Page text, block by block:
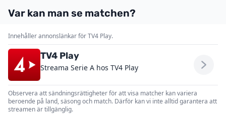
Var kan man se matchen?
Innehåller annonslänkar för TV4 Play.
TV4 Play
Streama Serie A hos TV4 Play
Observera att sändningsrättigheter för att visa matcher kan variera
beroende på land, säsong och match. Därför kan vi inte alltid garantera att
streamen är tillgänglig.